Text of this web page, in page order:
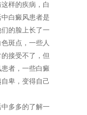
样的疾病，白
白癜风患者是
的脸上长了一
斑点，一些人
接受不了，但
者，一些白癜
卑，变得自己
多多的了解一